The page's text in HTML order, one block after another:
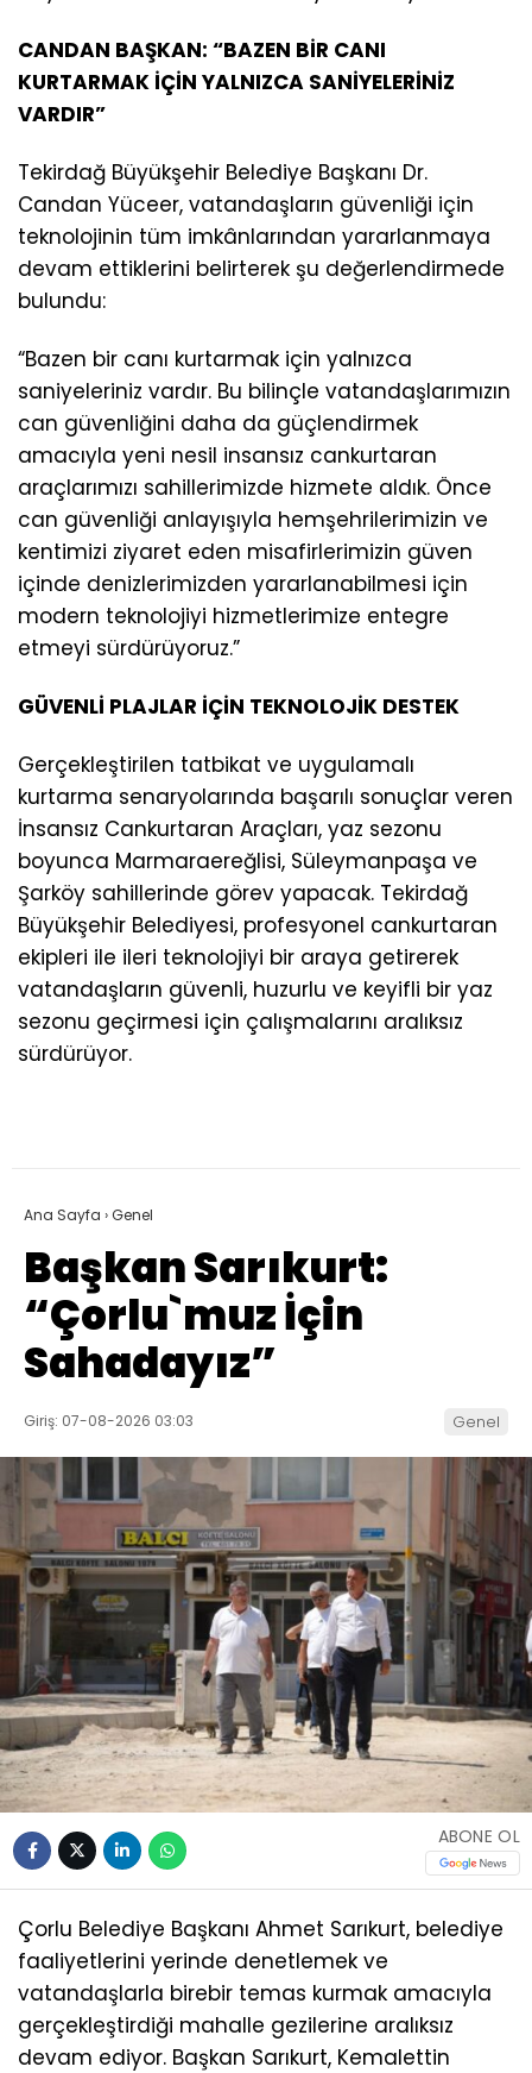
CANDAN BAŞKAN: “BAZEN BİR CANI
KURTARMAK İÇİN YALNIZCA SANİYELERİNİZ
VARDIR”
Tekirdağ Büyükşehir Belediye Başkanı Dr.
Candan Yüceer, vatandaşların güvenliği için
teknolojinin tüm imkânlarından yararlanmaya
devam ettiklerini belirterek şu değerlendirmede
bulundu:
“Bazen bir canı kurtarmak için yalnızca
saniyeleriniz vardır. Bu bilinçle vatandaşlarımızın
can güvenliğini daha da güçlendirmek
amacıyla yeni nesil insansız cankurtaran
araçlarımızı sahillerimizde hizmete aldık. Önce
can güvenliği anlayışıyla hemşehrilerimizin ve
kentimizi ziyaret eden misafirlerimizin güven
içinde denizlerimizden yararlanabilmesi için
modern teknolojiyi hizmetlerimize entegre
etmeyi sürdürüyoruz.”
GÜVENLİ PLAJLAR İÇİN TEKNOLOJİK DESTEK
Gerçekleştirilen tatbikat ve uygulamalı
kurtarma senaryolarında başarılı sonuçlar veren
İnsansız Cankurtaran Araçları, yaz sezonu
boyunca Marmaraereğlisi, Süleymanpaşa ve
Şarköy sahillerinde görev yapacak. Tekirdağ
Büyükşehir Belediyesi, profesyonel cankurtaran
ekipleri ile ileri teknolojiyi bir araya getirerek
vatandaşların güvenli, huzurlu ve keyifli bir yaz
sezonu geçirmesi için çalışmalarını aralıksız
sürdürüyor.
Ana Sayfa ›Genel
Başkan Sarıkurt:
“Çorlu`muz İçin
Sahadayız”
Giriş: 07-08-2026 03:03 Genel
ABONE OL
Çorlu Belediye Başkanı Ahmet Sarıkurt, belediye
faaliyetlerini yerinde denetlemek ve
vatandaşlarla birebir temas kurmak amacıyla
gerçekleştirdiği mahalle gezilerine aralıksız
devam ediyor. Başkan Sarıkurt, Kemalettin